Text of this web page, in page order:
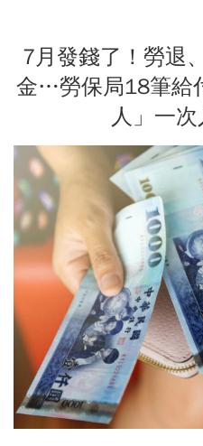
7月發錢了！勞退
金…勞保局18筆給
人」一